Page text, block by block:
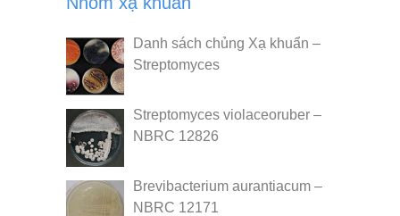
Danh sách chủng Xạ khuẩn –
Streptomyces
Streptomyces violaceoruber –
NBRC 12826
Brevibacterium aurantiacum –
NBRC 12171